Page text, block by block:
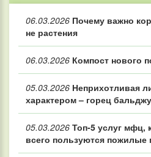
06.03.2026 Почему важно
не растения
06.03.2026 Компост нового
05.03.2026 Неприхотливая
характером – горец
05.03.2026 Топ‑5 услуг
всего пользуются пожилые